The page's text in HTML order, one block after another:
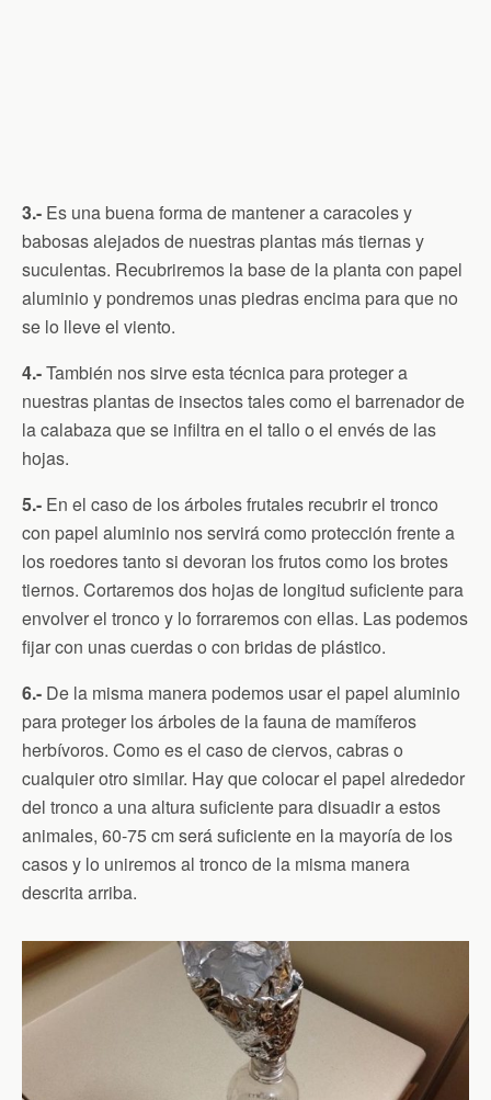
3.- Es una buena forma de mantener a caracoles y
babosas alejados de nuestras plantas más tiernas y
suculentas. Recubriremos la base de la planta con papel
aluminio y pondremos unas piedras encima para que no
se lo lleve el viento.
4.-También nos sirve esta técnica para proteger a
nuestras plantas de insectos tales como el barrenador de
la calabaza que se infiltra en el tallo o el envés de las
hojas.
5.- En el caso de los árboles frutales recubrir el tronco
con papel aluminio nos servirá como protección frente a
los roedores tanto si devoran los frutos como los brotes
tiernos. Cortaremos dos hojas de longitud suficiente para
envolver el tronco y lo forraremos con ellas. Las podemos
fijar con unas cuerdas o con bridas de plástico.
6.- De la misma manera podemos usar el papel aluminio
para proteger los árboles de la fauna de mamíferos
herbívoros. Como es el caso de ciervos, cabras o
cualquier otro similar. Hay que colocar el papel alrededor
del tronco a una altura suficiente para disuadir a estos
animales, 60-75 cm será suficiente en la mayoría de los
casos y lo uniremos al tronco de la misma manera
descrita arriba.